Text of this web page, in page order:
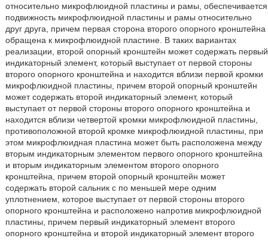
относительно микрофлюидной пластины и рамы, обеспечивается
подвижность микрофлюидной пластины и рамы относительно
друг друга, причем первая сторона второго опорного кронштейна
обращена к микрофлюидной пластине. В таких вариантах
реализации, второй опорный кронштейн может содержать первый
индикаторный элемент, который выступает от первой стороны
второго опорного кронштейна и находится вблизи первой кромки
микрофлюидной пластины, причем второй опорный кронштейн
может содержать второй индикаторный элемент, который
выступает от первой стороны второго опорного кронштейна и
находится вблизи четвертой кромки микрофлюидной пластины,
противоположной второй кромке микрофлюидной пластины, при
этом микрофлюидная пластина может быть расположена между
вторым индикаторным элементом первого опорного кронштейна
и вторым индикаторным элементом второго опорного
кронштейна, причем второй опорный кронштейн может
содержать второй сальник с по меньшей мере одним
уплотнением, которое выступает от первой стороны второго
опорного кронштейна и расположено напротив микрофлюидной
пластины, причем первый индикаторный элемент второго
опорного кронштейна и второй индикаторный элемент второго